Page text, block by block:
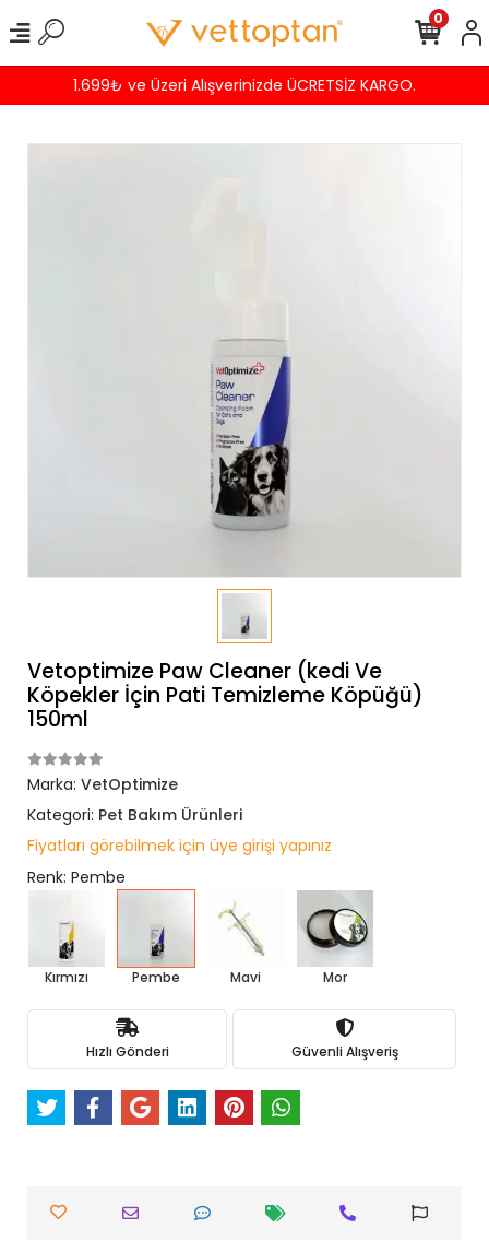
Havalede %4 İNDİRİM
0
Vetoptimize Paw Cleaner (kedi Ve
Köpekler İçin Pati Temizleme Köpüğü)
150ml
Marka: VetOptimize
Kategori: Pet Bakım Ürünleri
Fiyatları görebilmek için üye girişi yapınız
Renk: Pembe
Kırmızı Pembe Mavi Mor
Hızlı Gönderi Güvenli Alışveriş